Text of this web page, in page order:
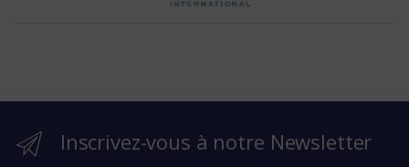
r
Inscrivez-vous à notre Newsletter